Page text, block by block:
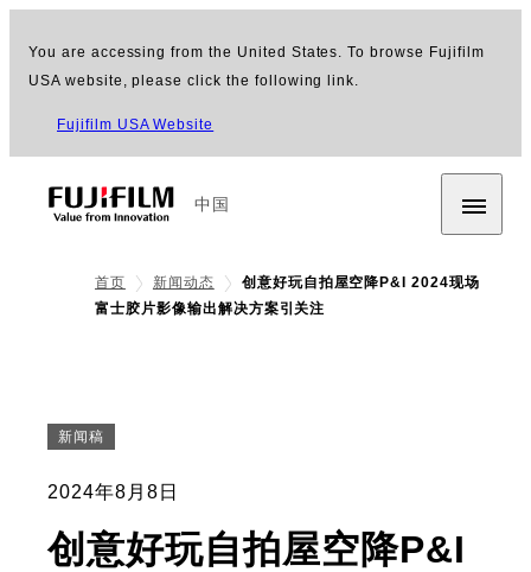
You are accessing from the United States. To browse Fujifilm
USA website, please click the following link.
Fujifilm USA Website
中国
首页 新闻动态
创意好玩自拍屋空降P&I 2024现场
富士胶片影像输出解决方案引关注
新闻稿
2024年8月8日
创意好玩自拍屋空降P&I